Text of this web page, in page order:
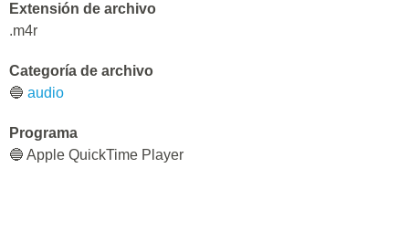
Extensión de archivo
.m4r
Categoría de archivo
🔵 audio
Programa
🔵 Apple QuickTime Player